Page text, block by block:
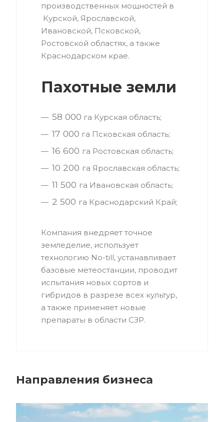
производственных мощностей в
Курской, Ярославской,
Ивановской, Псковской,
Ростовской областях, а также
Краснодарском крае.
Пахотные земли
58 000 га Курская область;
17 000 га Псковская область;
16 600 га Ростовская область;
10 200 га Ярославская область;
11 500 га Ивановская область;
2 500 га Краснодарский Край;
Компания внедряет точное
земледелие, иcпользует
технологию No-till, устанавливает
базовые метеостанции, проводит
испытания новых сортов и
гибридов в разрезе всех культур,
а также применяет новые
препараты в области СЗР.
Направления бизнеса